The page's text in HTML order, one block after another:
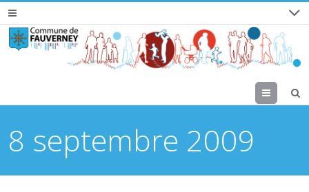
Menu
8 septembre 2009